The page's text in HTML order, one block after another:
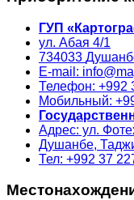
ГУП
ул. Абая 4/1
734033
E-mail:
Телефон: +992
Мобильный:
Адрес: ул.
Душанбе,
Тел: +992 37